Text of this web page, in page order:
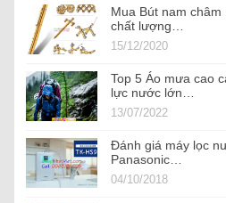
Mua Bút nam châm
chất lượng…
15/12/2020
Top 5 Áo mưa cao
lực nước lớn…
13/07/2022
Đánh giá máy lọc
Panasonic…
04/10/2018